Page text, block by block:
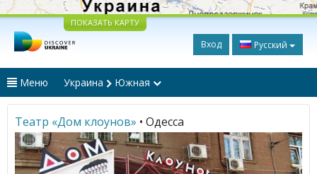
ПОКАЗАТЬ КАРТУ
Вход Русский
Меню Украина Южная
Театр «Дом клоунов» • Одесса